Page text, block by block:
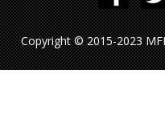
Copyright © 2015-2023